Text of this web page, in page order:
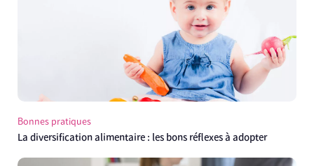
Bonnes pratiques
La diversification alimentaire : les bons réflexes à adopter